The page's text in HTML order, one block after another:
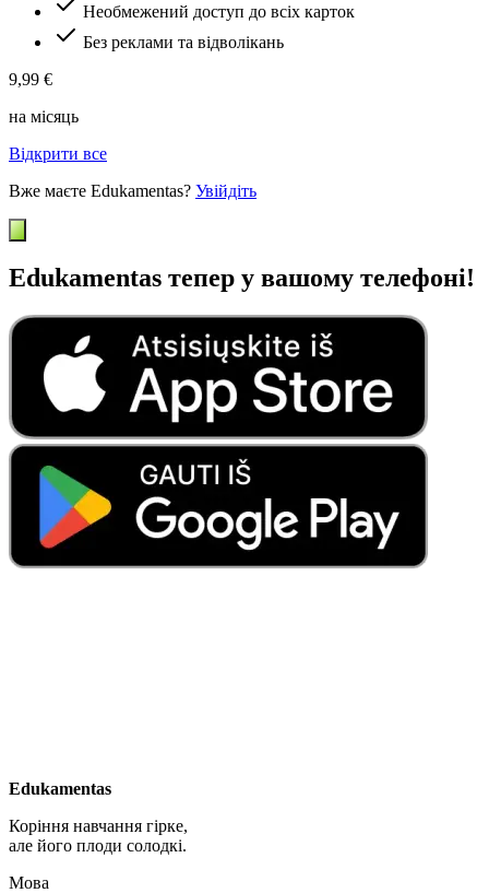
Необмежений доступ до всіх карток
Без реклами та відволікань
9,99 €
на місяць
Відкрити все
Вже маєте Edukamentas? Увійдіть
Edukamentas тепер у вашому телефоні!
Edukamentas
Коріння навчання гірке,
але його плоди солодкі.
Мова